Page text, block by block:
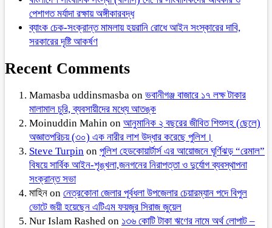
পেশাগত মর্যাদা রক্ষায় অঙ্গীকারবদ্ধ
ব্যাংক চেক-সংক্রান্ত মামলায় হয়রানি রোধে আইন সংস্কারের দাবি,
সরকারের দৃষ্টি আকর্ষণ
Recent Comments
Mamasba uddinsmasba on ভবানীগঞ্জ বাজারে ১৭ লক্ষ টাকার
মালামাল চুরি, ব্যবসায়ীদের মধ্যে আতঙ্ক
Moinuddin Mahin on আনুমানিক ২ বছরের জীবিত শিশুসহ (ছেলে)
অজ্ঞাতপরিচয় (৩০) এক নারীর লাশ উদ্ধার করেছে পুলিশ।
Steve Turpin on পুলিশ হেডকোয়ার্টার্স এর আয়োজনে ঘূর্ণিঝড় “রেমাল”
বিষয়ে সার্বিক আইন-শৃঙ্খলা,জনগনের নিরাপত্তা ও দুর্যোগ ব্যবস্থাপনা
সংক্রান্ত সভা
মাহিন on নেত্রকোনা জেলার পূর্বধলা উপজেলার চেয়ারম্যান পদে বিপুল
ভোটে জয়ী হয়েছেন এটিএম ফয়জুর সিরাজ জুয়েল
Nur Islam Rashed on ১৩৬ কোটি টাকা ঋণের নামে অর্থ লোপাট –